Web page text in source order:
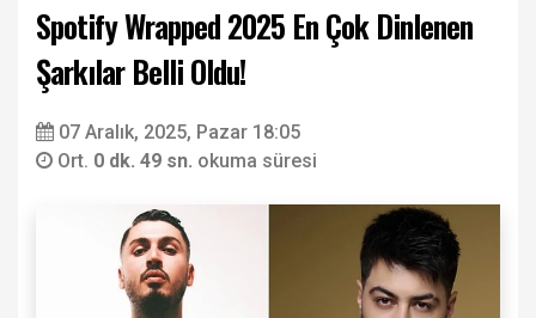
Spotify Wrapped 2025 En Çok Dinlenen
Şarkılar Belli Oldu!
07 Aralık, 2025, Pazar 18:05
Ort. 0 dk. 49 sn. okuma süresi